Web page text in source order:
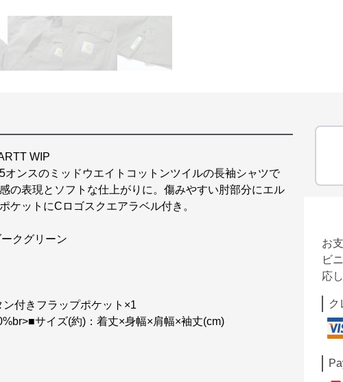
WIP
ンスのミッドウエイトコットンツイルの長袖シャツで
の表現とソフトな仕上がりに。傷みやすい肘部分にエル
ケットにCロゴスクエアラベル付き。
クグリーン
ン付きフラップポケット×1
サイズ(約)：着丈×身幅×肩幅×袖丈(cm)
お
ビ
応
ク